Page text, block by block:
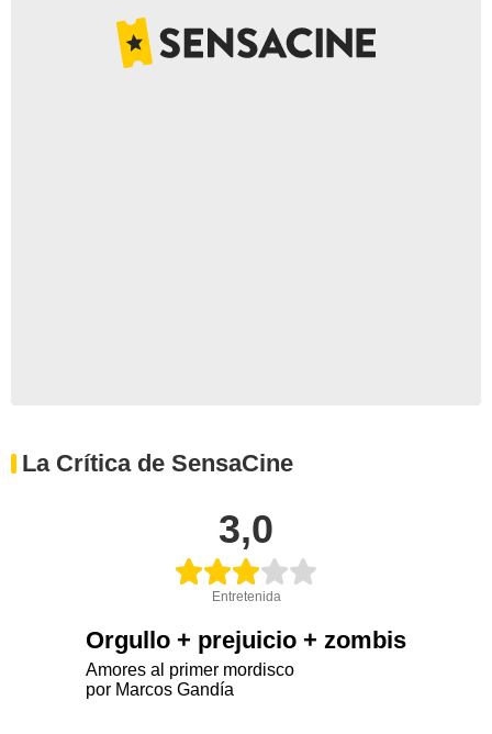
La Crítica de SensaCine
3,0
Entretenida
Orgullo + prejuicio + zombis
Amores al primer mordisco
por Marcos Gandía